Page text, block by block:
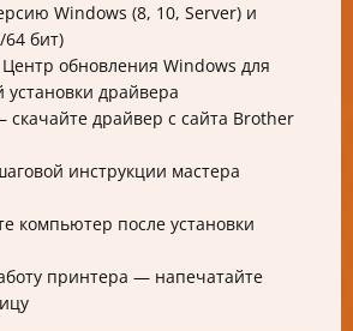
Windows (8, 10, Server) и
64 бит)
обновления Windows для
установки драйвера
драйвер с сайта Brother
инструкции мастера
компьютер после установки
принтера — напечатайте